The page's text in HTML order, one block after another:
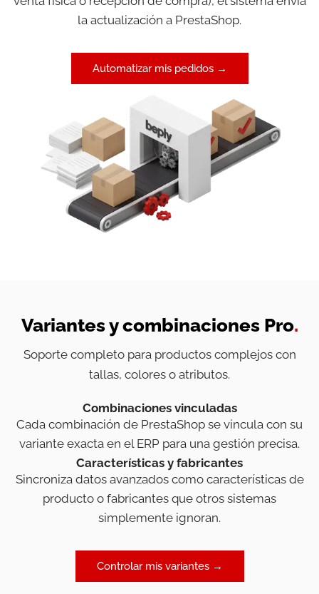
la actualización a PrestaShop.
Automatizar mis pedidos →
Variantes y combinaciones Pro.
Soporte completo para productos complejos con
tallas, colores o atributos.
Combinaciones vinculadas
Cada combinación de PrestaShop se vincula con su
variante exacta en el ERP para una gestión precisa.
Características y fabricantes
Sincroniza datos avanzados como características de
producto o fabricantes que otros sistemas
simplemente ignoran.
Controlar mis variantes →